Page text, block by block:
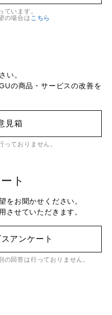
ています。
の場合は こちら
い。
の商品・サービスの改善を
見箱
ておりません。
ト
をお聞かせください。
させていただきます。
アンケート
回答は行っておりません。